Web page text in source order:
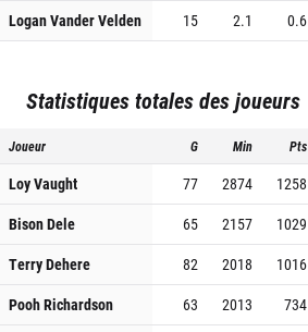
Logan Vander Velden
15 2.1 0.6
Statistiques totales des joueurs
Joueur G Min Pts
Loy Vaught 77 2874 1258
Bison Dele
65 2157 1029
Terry Dehere
82 2018 1016
Pooh Richardson
63 2013 734